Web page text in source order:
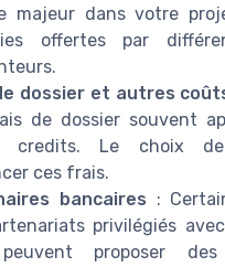
majeur dans votre
offertes par
dossier et autres
de dossier souvent
credits. Le choix
ces frais.
bancaires :
privilégiés
proposer